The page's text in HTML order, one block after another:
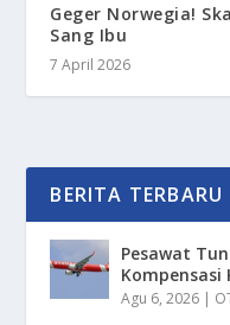
Geger Norwegia!
Sang Ibu
7 April 2026
BERITA TERBARU
Pesawat
Kompensasi
Agu 6, 2026 |